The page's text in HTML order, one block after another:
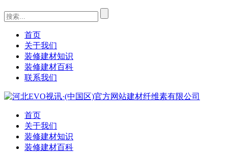
首页
关于我们
装修建材知识
装修建材百科
联系我们
首页
关于我们
装修建材知识
装修建材百科